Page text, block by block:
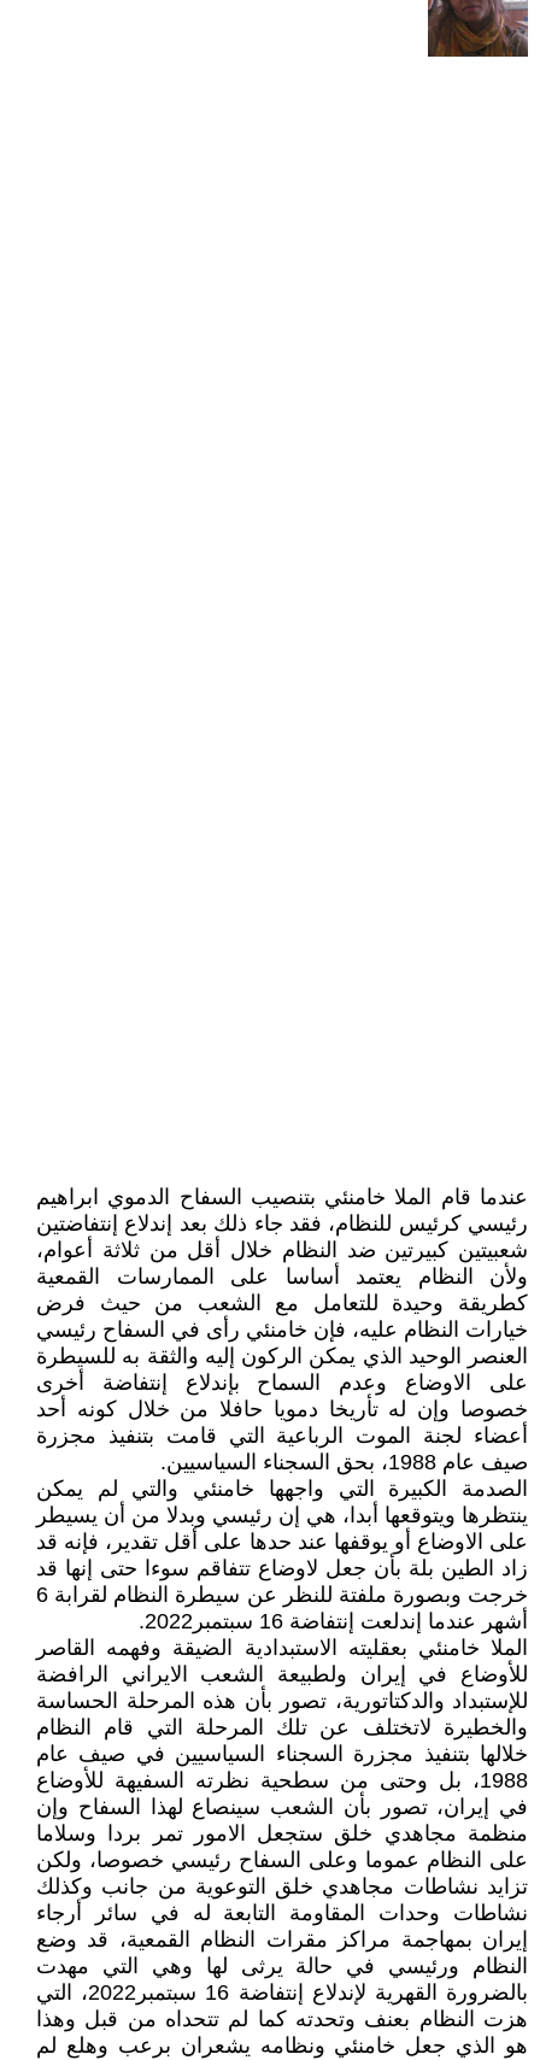
عندما قام الملا خامنئي بتنصيب السفاح الدموي ابراهيم
رئيسي کرئيس للنظام، فقد جاء ذلك بعد إندلاع إنتفاضتين
شعبيتين کبيرتين ضد النظام خلال أقل من ثلاثة أعوام،
ولأن النظام يعتمد أساسا على الممارسات القمعية
کطريقة وحيدة للتعامل مع الشعب من حيث فرض
خيارات النظام عليه، فإن خامنئي رأى في السفاح رئيسي
العنصر الوحيد الذي يمکن الرکون إليه والثقة به للسيطرة
على الاوضاع وعدم السماح بإندلاع إنتفاضة أخرى
خصوصا وإن له تأريخا دمويا حافلا من خلال کونه أحد
أعضاء لجنة الموت الرباعية التي قامت بتنفيذ مجزرة
صيف عام 1988، بحق السجناء السياسيين.
الصدمة الکبيرة التي واجهها خامنئي والتي لم يمکن
ينتظرها ويتوقعها أبدا، هي إن رئيسي وبدلا من أن يسيطر
على الاوضاع أو يوقفها عند حدها على أقل تقدير، فإنه قد
زاد الطين بلة بأن جعل لاوضاع تتفاقم سوءا حتى إنها قد
خرجت وبصورة ملفتة للنظر عن سيطرة النظام لقرابة 6
أشهر عندما إندلعت إنتفاضة 16 سبتمبر2022.
الملا خامنئي بعقليته الاستبدادية الضيقة وفهمه القاصر
للأوضاع في إيران ولطبيعة الشعب الايراني الرافضة
للإستبداد والدکتاتورية، تصور بأن هذه المرحلة الحساسة
والخطيرة لاتختلف عن تلك المرحلة التي قام النظام
خلالها بتنفيذ مجزرة السجناء السياسيين في صيف عام
1988، بل وحتى من سطحية نظرته السفيهة للأوضاع
في إيران، تصور بأن الشعب سينصاع لهذا السفاح وإن
منظمة مجاهدي خلق ستجعل الامور تمر بردا وسلاما
على النظام عموما وعلى السفاح رئيسي خصوصا، ولکن
تزايد نشاطات مجاهدي خلق التوعوية من جانب وکذلك
نشاطات وحدات المقاومة التابعة له في سائر أرجاء
إيران بمهاجمة مراکز مقرات النظام القمعية، قد وضع
النظام ورئيسي في حالة يرثى لها وهي التي مهدت
بالضرورة القهرية لإندلاع إنتفاضة 16 سبتمبر2022، التي
هزت النظام بعنف وتحدته کما لم تتحداه من قبل وهذا
هو الذي جعل خامنئي ونظامه يشعران برعب وهلع لم